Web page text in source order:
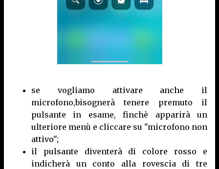
se vogliamo attivare anche il
microfono,bisognerà tenere premuto il
pulsante in esame, finchè apparirà un
ulteriore menù e cliccare su "microfono non
attivo";
il pulsante diventerà di colore rosso e
indicherà un conto alla rovescia di tre